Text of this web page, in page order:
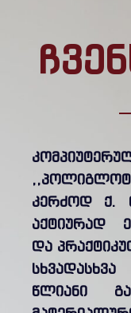
კერძოდ ქ.
აქტიურად
და
წლიანი